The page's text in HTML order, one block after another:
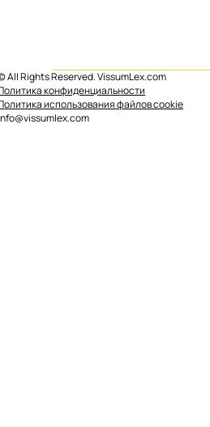
Закон Второго
All Rights Reserved. VissumLex.com
конфиденциальности
использования файлов cookie